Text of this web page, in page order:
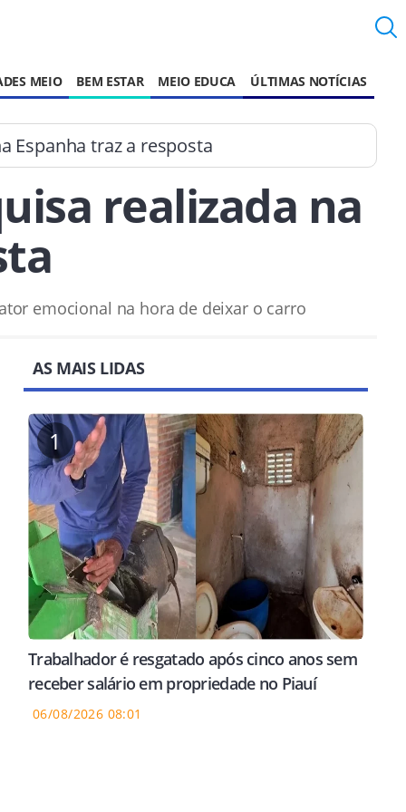
MEIO BEM ESTAR MEIO EDUCA ÚLTIMAS NOTÍCIAS
Espanha traz a resposta
realizada na
emocional na hora de deixar o carro
AS MAIS LIDAS
1
Trabalhador é resgatado após cinco anos sem
receber salário em propriedade no Piauí
06/08/2026 08:01